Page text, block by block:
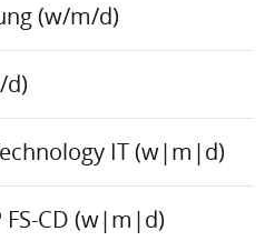
(w/m/d)
d)
IT (w|m|d)
FS-CD (w|m|d)